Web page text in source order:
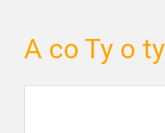
A co Ty o